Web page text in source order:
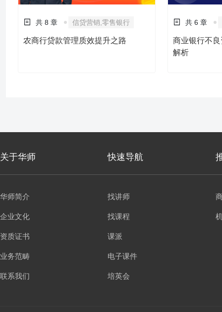
共 8 章 信贷营销,零售银行
农商行贷款管理质效提升之路
共 6 章
商业银行不
解析
关于华师 快速导航
华师简介
企业文化
资质证书
业务范畴
联系我们
找讲师
找课程
课派
电子课件
培英会